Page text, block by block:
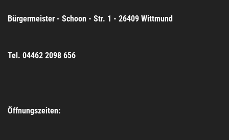
Bürgermeister - Schoon - Str. 1 - 26409 Wittmund
Tel. 04462 2098 656
Öffnungszeiten: